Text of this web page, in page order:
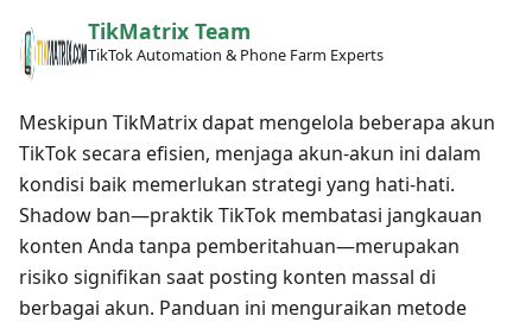
TikMatrix Team
TikTok Automation & Phone Farm Experts
Meskipun TikMatrix dapat mengelola beberapa akun
TikTok secara efisien, menjaga akun-akun ini dalam
kondisi baik memerlukan strategi yang hati-hati.
Shadow ban—praktik TikTok membatasi jangkauan
konten Anda tanpa pemberitahuan—merupakan
risiko signifikan saat posting konten massal di
berbagai akun. Panduan ini menguraikan metode